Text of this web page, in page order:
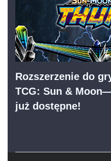
Rozszerzenie do
TCG: Sun &
już dostępne!